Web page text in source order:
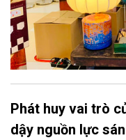
Phát huy vai trò
dậy nguồn lực